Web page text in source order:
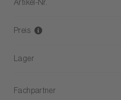
Artikel-Nr.
Preis
Lager
Fachpartner